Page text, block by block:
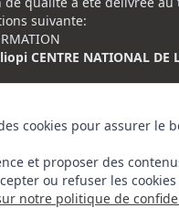
cookies pour assurer le
et proposer des
ou refuser les
notre politique de
suivante:
CENTRE NATIONAL DE
de l’Expertise (CNE)
75008 Paris
00 80 89